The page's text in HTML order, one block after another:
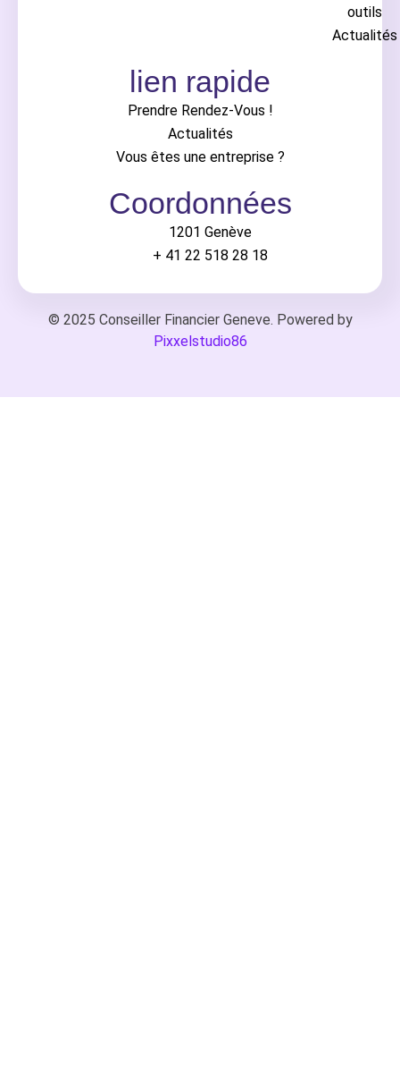
outils
Actualités
lien rapide
Prendre Rendez-Vous !
Actualités
Vous êtes une entreprise ?
Coordonnées
1201 Genève
+ 41 22 518 28 18
© 2025 Conseiller Financier Geneve. Powered by
Pixxelstudio86